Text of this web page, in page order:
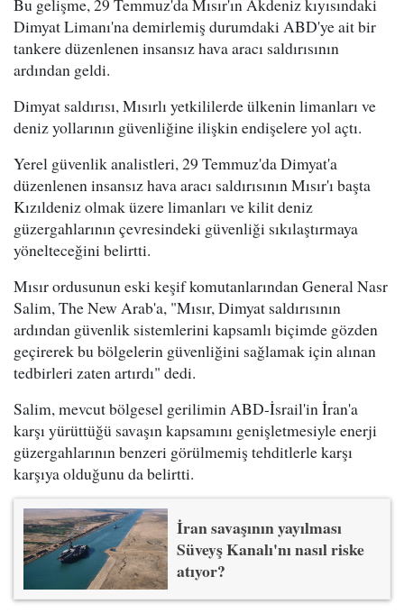
Bu gelişme, 29 Temmuz'da Mısır'ın Akdeniz kıyısındaki
Dimyat Limanı'na demirlemiş durumdaki ABD'ye ait bir
tankere düzenlenen insansız hava aracı saldırısının
ardından geldi.
Dimyat saldırısı, Mısırlı yetkililerde ülkenin limanları ve
deniz yollarının güvenliğine ilişkin endişelere yol açtı.
Yerel güvenlik analistleri, 29 Temmuz'da Dimyat'a
düzenlenen insansız hava aracı saldırısının Mısır'ı başta
Kızıldeniz olmak üzere limanları ve kilit deniz
güzergahlarının çevresindeki güvenliği sıkılaştırmaya
yönelteceğini belirtti.
Mısır ordusunun eski keşif komutanlarından General Nasr
Salim, The New Arab'a, "Mısır, Dimyat saldırısının
ardından güvenlik sistemlerini kapsamlı biçimde gözden
geçirerek bu bölgelerin güvenliğini sağlamak için alınan
tedbirleri zaten artırdı" dedi.
Salim, mevcut bölgesel gerilimin ABD-İsrail'in İran'a
karşı yürüttüğü savaşın kapsamını genişletmesiyle enerji
güzergahlarının benzeri görülmemiş tehditlerle karşı
karşıya olduğunu da belirtti.
İran savaşının yayılması
Süveyş Kanalı'nı nasıl riske
atıyor?